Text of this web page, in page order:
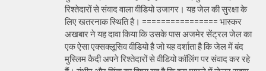
रिश्तेदारों से संवाद वाला वीडियो उजागर। यह जेल की सुरक्षा के
लिए खतरनाक स्थिति है। ================ भास्कर
अखबार ने यह दावा किया कि उसके पास अजमेर सेंट्रल जेल का
एक ऐसा एक्सक्लूसिव वीडियो है जो यह दर्शाता है कि जेल में बंद
मुस्लिम कैदी अपने रिश्तेदारों से वीडियो कॉलिंग पर संवाद कर रहे